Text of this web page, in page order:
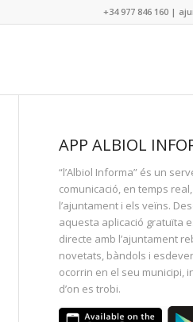
+34 977 846 160 |
APP ALBIOL
“l’Albiol Informa” és un
comunicació, en temps
l’ajuntament i els veïns.
aquesta aplicació gratuïta
directe amb l’ajuntament
novetats, bàndols i
ocorrin en el seu municipi,
d’on es trobi.